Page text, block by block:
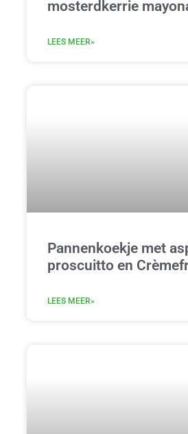
mosterdkerrie
LEES MEER»
Pannenkoekje met
proscuitto en
LEES MEER»